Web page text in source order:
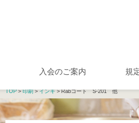
入会のご案内 規
TOP>印刷>インキ> Rabコート S-201 他